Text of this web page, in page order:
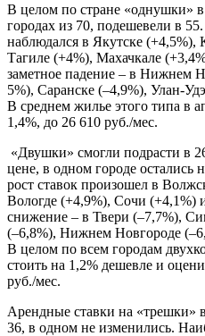
В целом по стране «однушки»
городах из 70, подешевели в
наблюдался в Якутске
Тагиле (+4%), Махачкале
заметное падение – в Нижнем
5%), Саранске (–4,9%), Улан-
В среднем жилье этого типа в
1,4%, до 26 610 руб./мес.
«Двушки» смогли подрасти в
цене, в одном городе
рост ставок произошел в
Вологде (+4,9%), Сочи (+4,1%)
снижение – в Твери (–7,7%),
(–6,8%), Нижнем Новгороде
В целом по всем городам
стоить на 1,2% дешевле и
руб./мес.
Арендные ставки на «трешки»
36, в одном не изменились.